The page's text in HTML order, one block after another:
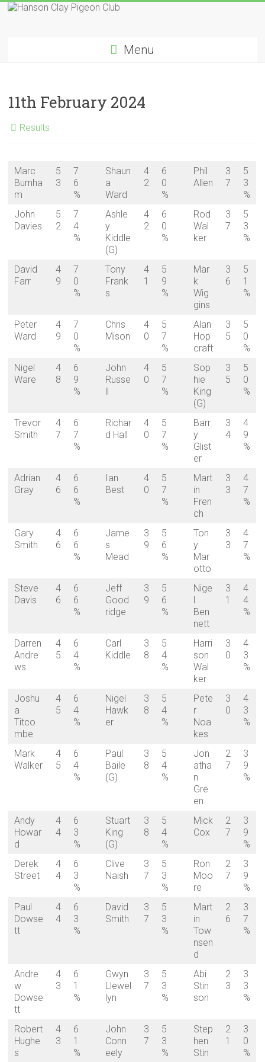
Skip
Club
Menu
11th February 2024
Results
Marc
Burnha
m
5
3
7
6
%
Shaun
a
Ward
4
2
6
0
%
Phil
Allen
3
7
5
3
%
John
Davies
5
2
7
4
%
Ashle
y
Kiddle
(G)
4
2
6
0
%
Rod
Wal
ker
3
7
5
3
%
David
Farr
4
9
7
0
%
Tony
Frank
s
4
1
5
9
%
Mar
k
Wig
gins
3
6
5
1
%
Peter
Ward
4
9
7
0
%
Chris
Mison
4
0
5
7
%
Alan
Hop
craft
3
5
5
0
%
Nigel
Ware
4
8
6
9
%
John
Russe
ll
4
0
5
7
%
Sop
hie
King
(G)
3
5
5
0
%
Trevor
Smith
4
7
6
7
%
Richar
d Hall
4
0
5
7
%
Barr
y
Glist
er
3
4
4
9
%
Adrian
Gray
4
6
6
6
%
Ian
Best
4
0
5
7
%
Mart
in
Fren
ch
3
3
4
7
%
Gary
Smith
4
6
6
6
%
Jame
s
Mead
3
9
5
6
%
Ton
y
Mar
otto
3
3
4
7
%
Steve
Davis
4
6
6
6
%
Jeff
Good
ridge
3
9
5
6
%
Nige
l
Ben
nett
3
1
4
4
%
Darren
Andre
ws
4
5
6
4
%
Carl
Kiddle
3
8
5
4
%
Harri
son
Wal
ker
3
0
4
3
%
Joshu
a
Titco
mbe
4
5
6
4
%
Nigel
Hawk
er
3
8
5
4
%
Pete
r
Noa
kes
3
0
4
3
%
Mark
Walker
4
5
6
4
%
Paul
Baile
(G)
3
8
5
4
%
Jon
atha
n
Gre
en
2
7
3
9
%
Andy
Howar
d
4
4
6
3
%
Stuart
King
(G)
3
8
5
4
%
Mick
Cox
2
7
3
9
%
Derek
Street
4
4
6
3
%
Clive
Naish
3
7
5
3
%
Ron
Moo
re
2
7
3
9
%
Paul
Dowse
tt
4
4
6
3
%
David
Smith
3
7
5
3
%
Mart
in
Tow
nsen
d
2
6
3
7
%
Andre
w
Dowse
tt
4
3
6
1
%
Gwyn
Llewel
lyn
3
7
5
3
%
Abi
Stin
son
2
3
3
3
%
Robert
Hughe
s
4
3
6
1
%
John
Conn
eely
3
7
5
3
%
Step
hen
Stin
2
1
3
0
%